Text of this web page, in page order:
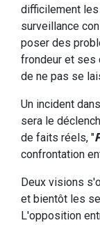
difficilement
surveillance
poser des
frondeur et ses
de ne pas se
Un incident
sera le
de faits réels, "
confrontation
Deux visions
et bientôt les
L'opposition